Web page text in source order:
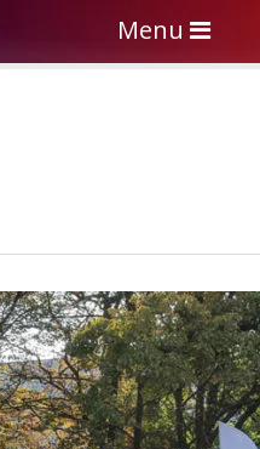
Toggle
navigation
Menu